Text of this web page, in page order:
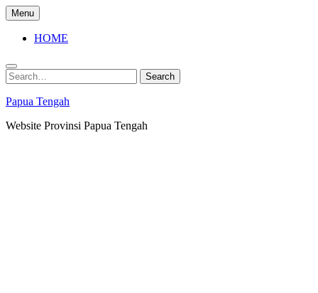
Skip
to
content
Menu
HOME
Search
for:
Search
Papua Tengah
Website Provinsi Papua Tengah